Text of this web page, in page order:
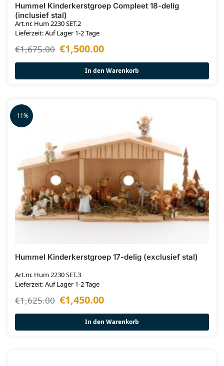
Hummel Kinderkerstgroep Compleet 18-delig
(inclusief stal)
Art.nr. Hum 2230 SET.2
Lieferzeit: Auf Lager 1-2 Tage
€1,675.00 €1,500.00
In den Warenkorb
-11%
Hummel Kinderkerstgroep 17-delig (exclusief stal)
Art.nr. Hum 2230 SET.3
Lieferzeit: Auf Lager 1-2 Tage
€1,625.00 €1,450.00
In den Warenkorb